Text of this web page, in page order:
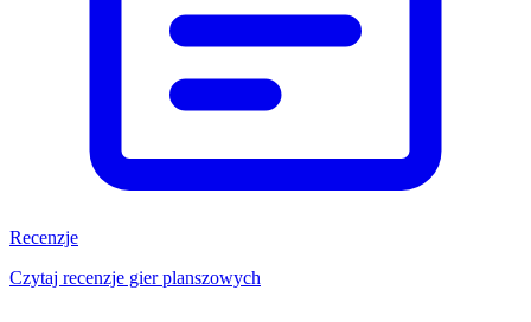
Recenzje
Czytaj recenzje gier planszowych